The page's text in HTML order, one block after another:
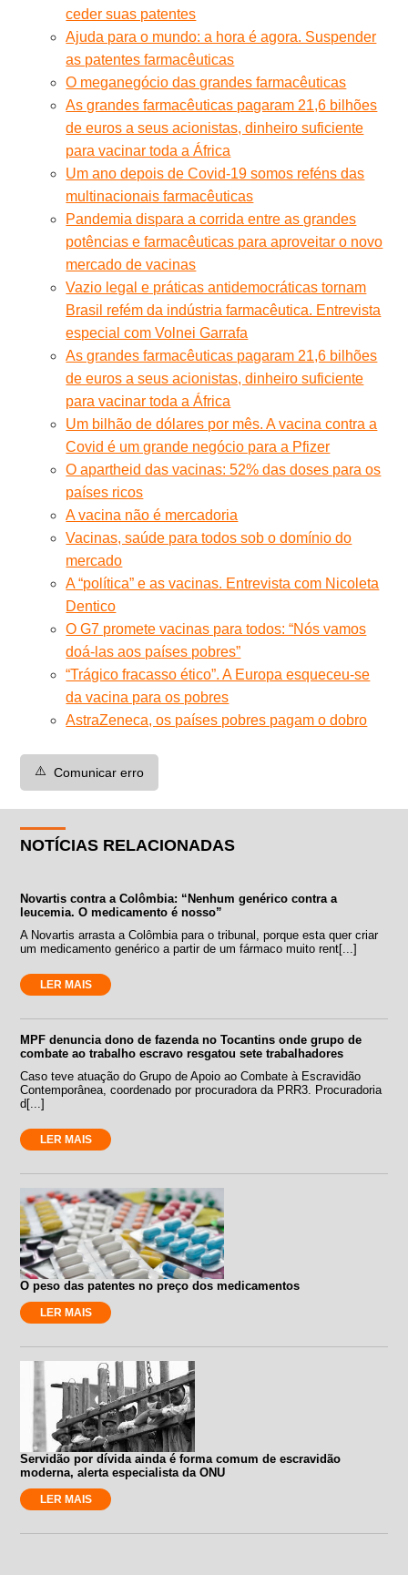
ceder suas patentes
Ajuda para o mundo: a hora é agora. Suspender
as patentes farmacêuticas
O meganegócio das grandes farmacêuticas
As grandes farmacêuticas pagaram 21,6 bilhões
de euros a seus acionistas, dinheiro suficiente
para vacinar toda a África
Um ano depois de Covid-19 somos reféns das
multinacionais farmacêuticas
Pandemia dispara a corrida entre as grandes
potências e farmacêuticas para aproveitar o novo
mercado de vacinas
Vazio legal e práticas antidemocráticas tornam
Brasil refém da indústria farmacêutica. Entrevista
especial com Volnei Garrafa
As grandes farmacêuticas pagaram 21,6 bilhões
de euros a seus acionistas, dinheiro suficiente
para vacinar toda a África
Um bilhão de dólares por mês. A vacina contra a
Covid é um grande negócio para a Pfizer
O apartheid das vacinas: 52% das doses para os
países ricos
A vacina não é mercadoria
Vacinas, saúde para todos sob o domínio do
mercado
A “política” e as vacinas. Entrevista com Nicoleta
Dentico
O G7 promete vacinas para todos: “Nós vamos
doá-las aos países pobres”
“Trágico fracasso ético”. A Europa esqueceu-se
da vacina para os pobres
AstraZeneca, os países pobres pagam o dobro
⚠️ Comunicar erro
NOTÍCIAS RELACIONADAS
Novartis contra a Colômbia: “Nenhum genérico contra a
leucemia. O medicamento é nosso”
A Novartis arrasta a Colômbia para o tribunal, porque esta quer criar
um medicamento genérico a partir de um fármaco muito rent[...]
LER MAIS
MPF denuncia dono de fazenda no Tocantins onde grupo de
combate ao trabalho escravo resgatou sete trabalhadores
Caso teve atuação do Grupo de Apoio ao Combate à Escravidão
Contemporânea, coordenado por procuradora da PRR3. Procuradoria
d[...]
LER MAIS
O peso das patentes no preço dos medicamentos
LER MAIS
Servidão por dívida ainda é forma comum de escravidão
moderna, alerta especialista da ONU
LER MAIS